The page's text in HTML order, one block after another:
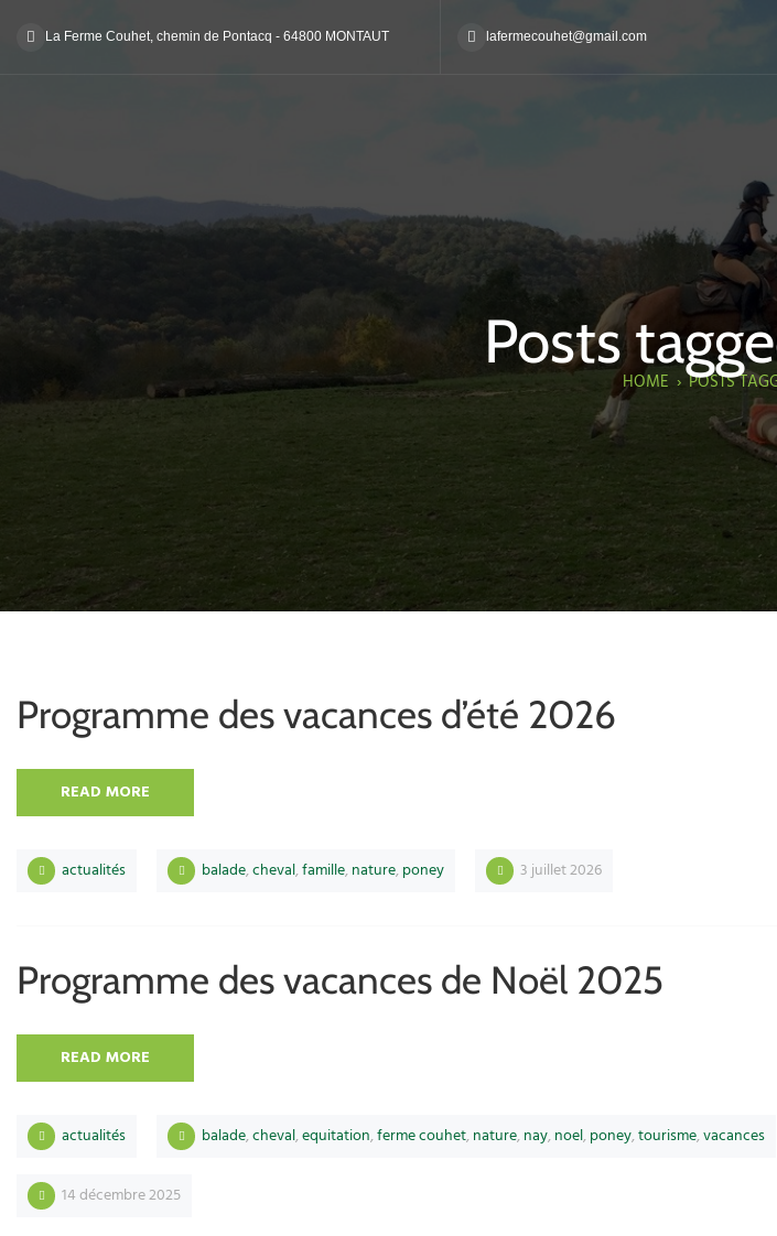
La Ferme Couhet, chemin de Pontacq - 64800 MONTAUT lafermecouhet@gmail.com
Posts
HOME › POSTS
Programme des vacances d’été 2026
READ MORE
actualités balade,cheval,famille,nature,poney 3 juillet 2026
Programme des vacances de Noël 2025
READ MORE
actualités balade,cheval,equitation,ferme couhet,nature,nay,noel,poney,tourisme,vacances
14 décembre 2025